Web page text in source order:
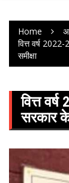
Home
वित्त वर्ष
समीक्षा
वित्त
सरकार के